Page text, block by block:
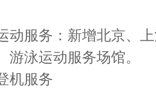
动服务：新增北京、
游泳运动服务场馆。
机服务